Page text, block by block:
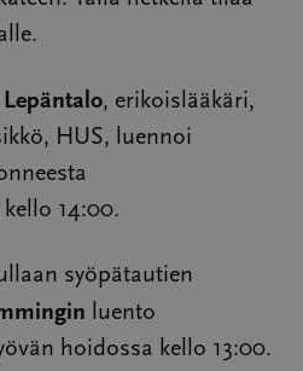
, erikoislääkäri,
HUS, luennoi
14:00.
syöpätautien
luento
hoidossa kello 13:00.